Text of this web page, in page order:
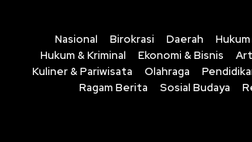
Nasional Birokrasi Daerah
Hukum & Kriminal
Ekonomi & Bisnis
Kuliner & Pariwisata
Olahraga
Ragam Berita
Sosial Budaya